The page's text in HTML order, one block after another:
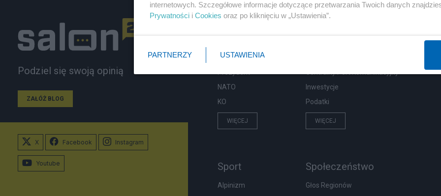
Podziel się swoją opinią
ZAŁÓŻ BLOG
Rząd
NATO
KO
WIĘCEJ
Inwestycje
Podatki
WIĘCEJ
Sport
Alpinizm
Społeczeństwo
Głos Regionów
X Facebook Instagram
Youtube
internetowych. Szczegółowe informacje dotyczące przetwarzania Twoich danych
Prywatności i Cookies oraz po kliknięciu w „Ustawienia”.
PARTNERZY USTAWIENIA